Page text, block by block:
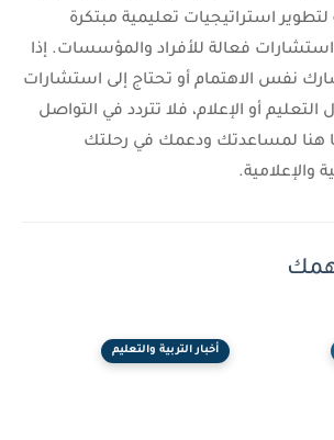
لتطوير استراتيجيات تعليمية مبتكرة
فعالة للأفراد والمؤسسات. إذا
نفس الاهتمام أو تحتاج إلى استشارات
أو الإعلام، فلا تتردد في التواصل
هنا لمساعدتك ودعمك في رحلتك
والإعلامية.
أخبار التربية والتعليم